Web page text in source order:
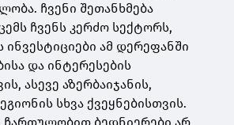
ჩვენი შეთანხმება
ჩვენს კერძო სექტორს,
ამ დერეფანში
და ინტერესების
ასევე აზერბაიჯანის,
სხვა ქვეყნებისთვის.